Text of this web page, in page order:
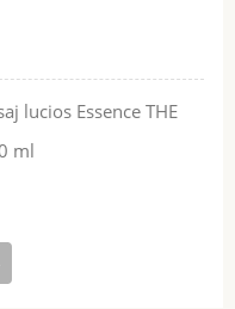
lucios Essence THE
ml